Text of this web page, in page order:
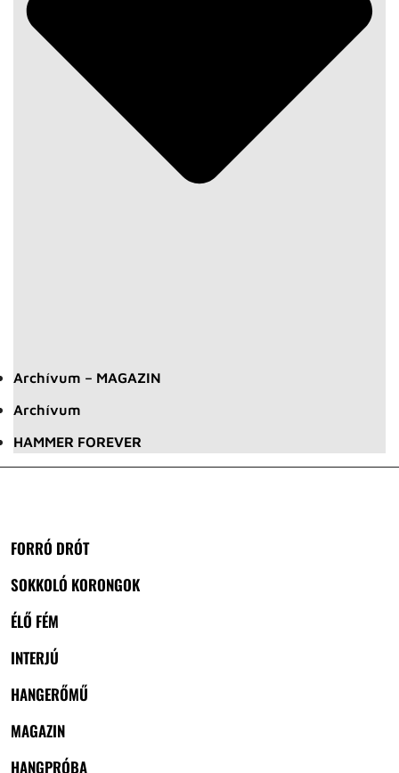
Archívum – MAGAZIN
Archívum
HAMMER FOREVER
FORRÓ DRÓT
SOKKOLÓ KORONGOK
ÉLŐ FÉM
INTERJÚ
HANGERŐMŰ
MAGAZIN
HANGPRÓBA